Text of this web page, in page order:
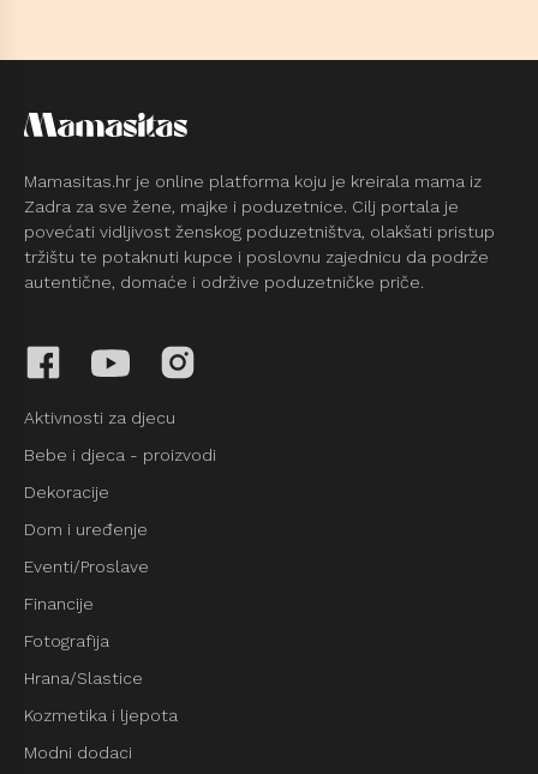
Mamasitas.hr je online platforma koju je kreirala mama iz
Zadra za sve žene, majke i poduzetnice. Cilj portala je
povećati vidljivost ženskog poduzetništva, olakšati pristup
tržištu te potaknuti kupce i poslovnu zajednicu da podrže
autentične, domaće i održive poduzetničke priče.
Aktivnosti za djecu
Bebe i djeca - proizvodi
Dekoracije
Dom i uređenje
Eventi/Proslave
Financije
Fotografija
Hrana/Slastice
Kozmetika i ljepota
Modni dodaci